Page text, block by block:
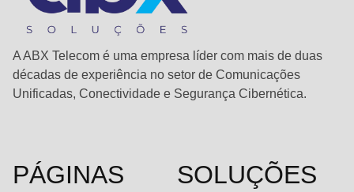
A ABX Telecom é uma empresa líder com mais de duas
décadas de experiência no setor de Comunicações
Unificadas, Conectividade e Segurança Cibernética.
PÁGINAS SOLUÇÕES